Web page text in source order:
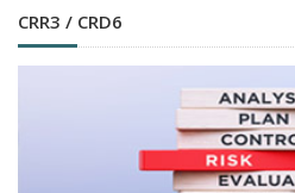
CRR3 / CRD6